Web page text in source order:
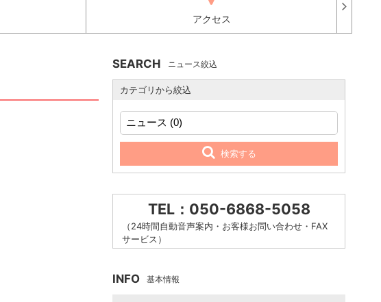
アクセス
SEARCH ニュース絞込
カテゴリから絞込
検索する
TEL：050-6868-5058
（24時間自動音声案内・お客様お問い合わせ・FAX
サービス）
INFO 基本情報